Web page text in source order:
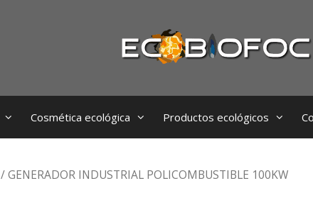
Cosmética ecológica Productos ecológicos
/ GENERADOR INDUSTRIAL POLICOMBUSTIBLE 100KW